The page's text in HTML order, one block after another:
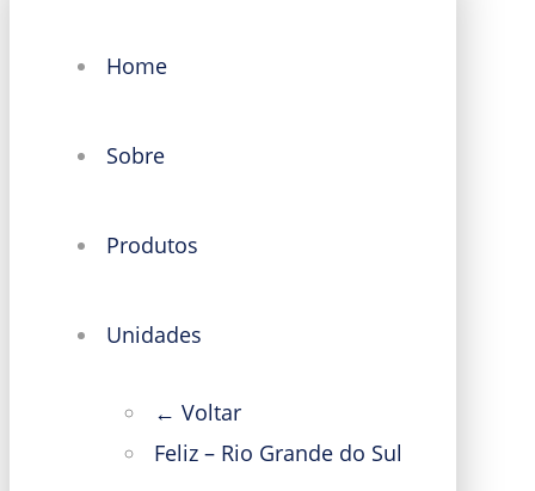
Home
Sobre
Produtos
Unidades
← Voltar
Feliz – Rio Grande do Sul